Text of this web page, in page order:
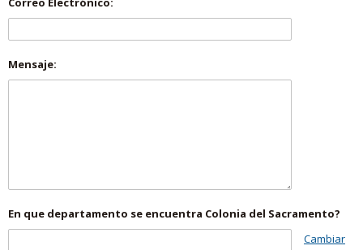
Mensaje:
En que departamento se encuentra Colonia del Sacramento?
Cambiar